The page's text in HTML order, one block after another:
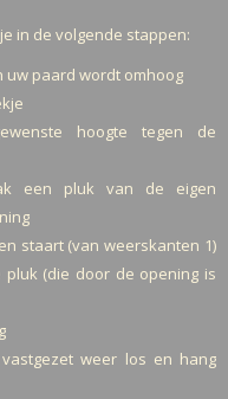
in de volgende stappen:
uw paard wordt omhoog
hoogte tegen de
een pluk van de eigen
staart (van weerskanten 1)
(die door de opening is
weer los en hang